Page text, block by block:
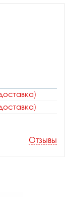
Отзывы